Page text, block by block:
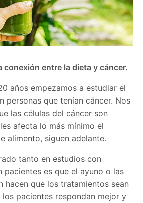
entre la dieta y cáncer.
años empezamos a estudiar el
personas que tenían cáncer. Nos
las células del cáncer son
afecta lo más mínimo el
alimento, siguen adelante.
tanto en estudios con
pacientes es que el ayuno o las
hacen que los tratamientos sean
pacientes respondan mejor y